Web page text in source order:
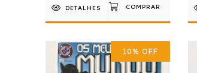
DETALHES
10% OFF